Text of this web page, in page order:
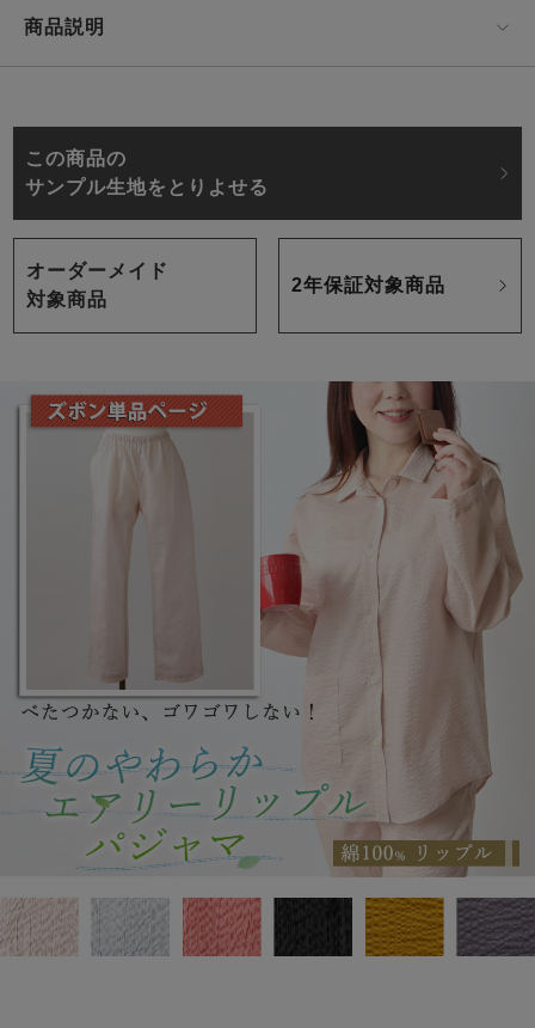
商品説明
この商品の
サンプル生地をとりよせる
オーダーメイド
対象商品
2年保証対象商品